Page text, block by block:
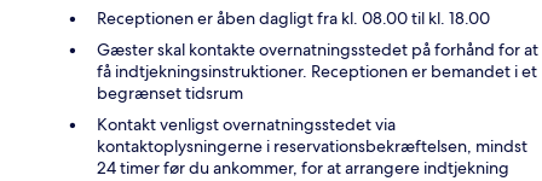
Receptionen er åben dagligt fra kl. 08.00 til kl. 18.00
Gæster skal kontakte overnatningsstedet på forhånd for at
få indtjekningsinstruktioner. Receptionen er bemandet i et
begrænset tidsrum
Kontakt venligst overnatningsstedet via
kontaktoplysningerne i reservationsbekræftelsen, mindst
24 timer før du ankommer, for at arrangere indtjekning